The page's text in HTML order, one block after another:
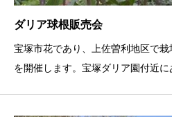
ダリア球根販売会
宝塚市花であり、上佐曽利地区で
を開催します。宝塚ダリア園付近に